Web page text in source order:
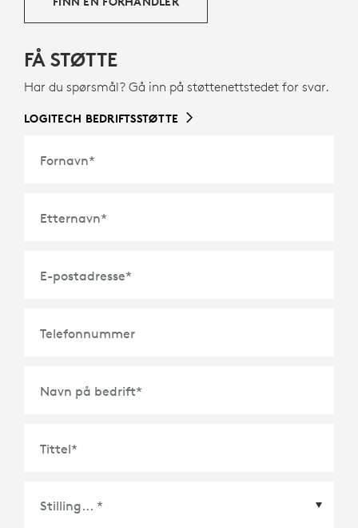
FÅ STØTTE
Har du spørsmål? Gå inn på støttenettstedet for svar.
LOGITECH BEDRIFTSSTØTTE
Fornavn*
Etternavn*
E-postadresse*
Telefonnummer
Navn på bedrift*
Tittel*